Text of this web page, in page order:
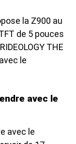
la Z900 au
de 5 pouces
THE
le
avec le
avec le